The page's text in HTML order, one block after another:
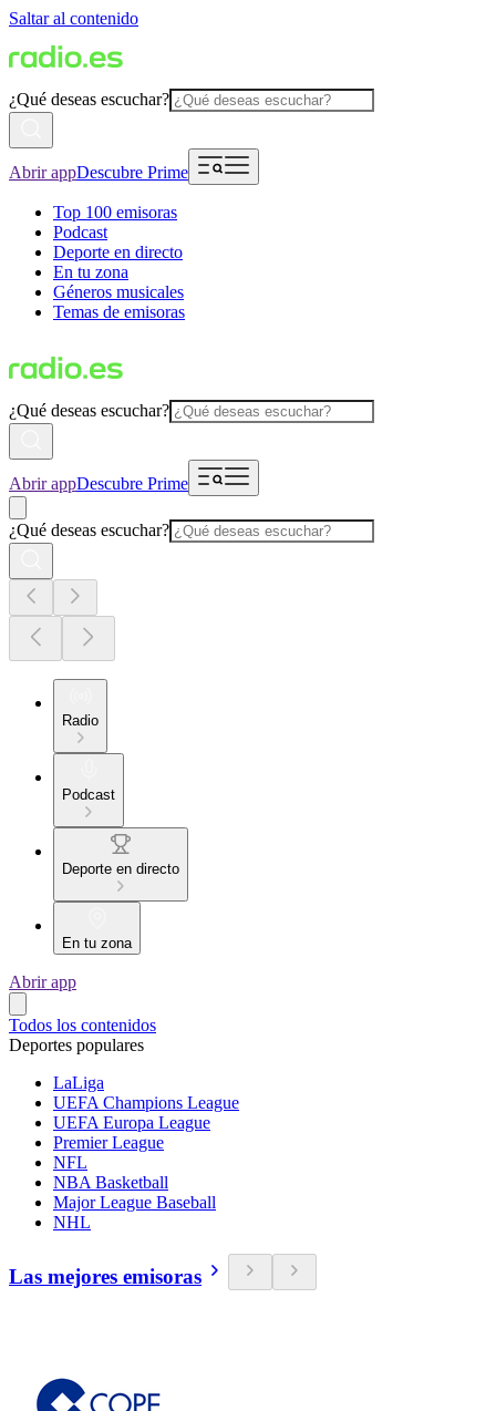
Saltar al contenido
¿Qué deseas escuchar?
Abrir appDescubre Prime
Top 100 emisoras
Podcast
Deporte en directo
En tu zona
Géneros musicales
Temas de emisoras
¿Qué deseas escuchar?
Abrir appDescubre Prime
¿Qué deseas escuchar?
Radio
Podcast
Deporte en directo
En tu zona
Abrir app
Todos los contenidos
Deportes populares
LaLiga
UEFA Champions League
UEFA Europa League
Premier League
NFL
NBA Basketball
Major League Baseball
NHL
Las mejores emisoras